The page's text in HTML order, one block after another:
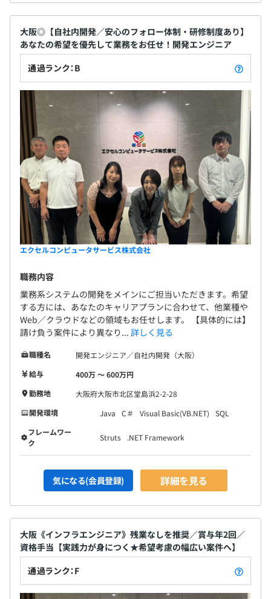
大阪◎【自社内開発／安心のフォロー体制・研修制度あり】
あなたの希望を優先して業務をお任せ！開発エンジニア
通過ランク：B
エクセルコンピュータサービス株式会社
職務内容
業務系システムの開発をメインにご担当いただきます。希望
する方には、あなたのキャリアプランに合わせて、他業種や
Web／クラウドなどの領域もお任せします。 【具体的には】
請け負う案件により異なり... 詳しく見る
職種名
開発エンジニア／自社内開発（大阪）
給与
400万 〜 600万円
勤務地
大阪府大阪市北区堂島浜2-2-28
開発環境
Java C＃ Visual Basic(VB.NET)
SQL
フレームワー
ク
Struts .NET Framework
気になる(会員登録) 詳細を見る
大阪《インフラエンジニア》残業なしを推奨／賞与年2回／
資格手当【実践力が身につく★希望考慮の幅広い案件へ】
通過ランク：F